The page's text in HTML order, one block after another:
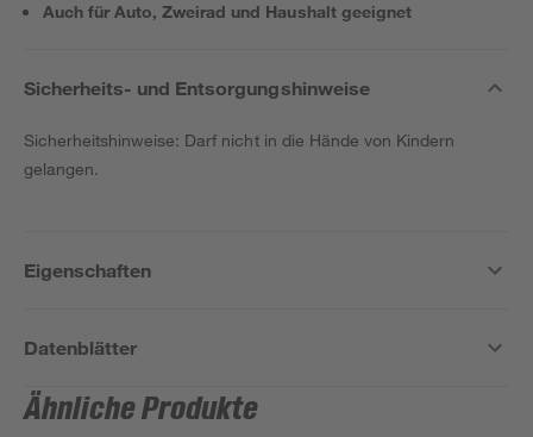
Auch für Auto, Zweirad und Haushalt geeignet
Sicherheits- und Entsorgungshinweise
Sicherheitshinweise: Darf nicht in die Hände von Kindern
gelangen.
Eigenschaften
Datenblätter
Ähnliche Produkte